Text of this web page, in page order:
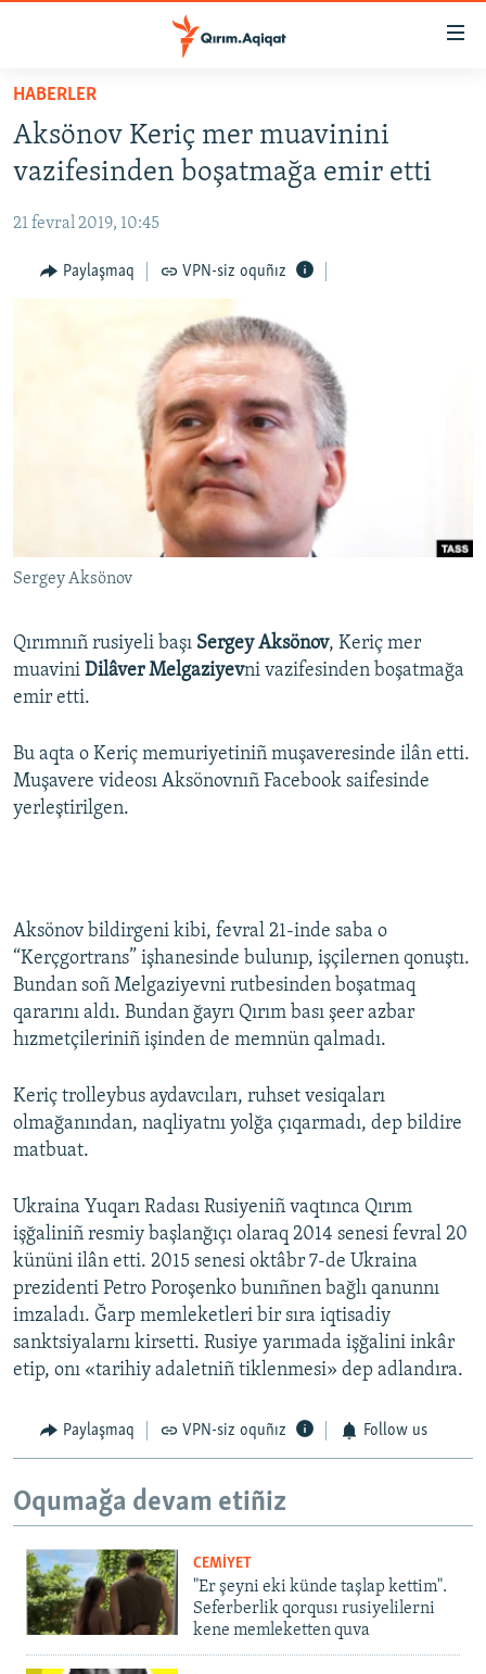
Esas
qaytmaq
Baş
qaytmaq
qaytmaq
HABERLER
SİYASET
CEMİYET
MEDENİYET
Українською
HABERLER
Aksönov Keriç mer muavinini
vazifesinden boşatmağa emir etti
21 fevral 2019, 10:45
Paylaşmaq VPN-siz oquñız
Sergey Aksönov
Qırımnıñ rusiyeli başı Sergey Aksönov, Keriç mer
muavini Dilâver Melgaziyevni vazifesinden boşatmağa
emir etti.
Bu aqta o Keriç memuriyetiniñ muşaveresinde ilân etti.
Muşavere videosı Aksönovnıñ Facebook saifesinde
yerleştirilgen.
Aksönov bildirgeni kibi, fevral 21-inde saba o
“Kerçgortrans” işhanesinde bulunıp, işçilernen qonuştı.
Bundan soñ Melgaziyevni rutbesinden boşatmaq
qararını aldı. Bundan ğayrı Qırım bası şeer azbar
hızmetçileriniñ işinden de memnün qalmadı.
Keriç trolleybus aydavcıları, ruhset vesiqaları
olmağanından, naqliyatnı yolğa çıqarmadı, dep bildire
matbuat.
Ukraina Yuqarı Radası Rusiyeniñ vaqtınca Qırım
işğaliniñ resmiy başlanğıçı olaraq 2014 senesi fevral 20
kününi ilân etti. 2015 senesi oktâbr 7-de Ukraina
prezidenti Petro Poroşenko bunıñnen bağlı qanunnı
imzaladı. Ğarp memleketleri bir sıra iqtisadiy
sanktsiyalarnı kirsetti. Rusiye yarımada işğalini inkâr
etip, onı «tarihiy adaletniñ tiklenmesi» dep adlandıra.
Paylaşmaq VPN-siz oquñız Follow us
Oqumağa devam etiñiz
CEMİYET
"Er şeyni eki künde taşlap kettim".
Seferberlik qorqusı rusiyelilerni
kene memleketten quva